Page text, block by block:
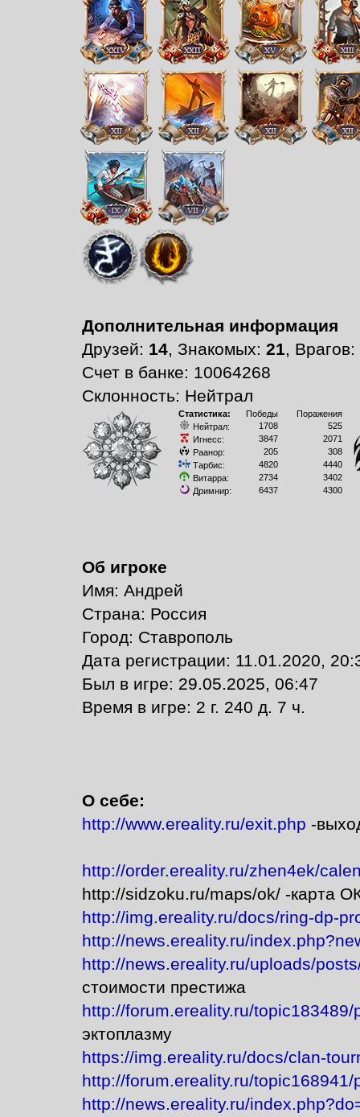
Дополнительная информация
Друзей: 14, Знакомых: 21, Врагов:
Счет в банке: 10064268
Склонность: Нейтрал
Статистика: Победы
Поражения
Нейтрал:
1708
525
Игнесс:
3847
2071
Раанор:
205
308
Тарбис:
4820
4440
Витарра:
2734
3402
Дримнир:
6437 4300
Об игроке
Имя: Андрей
Страна: Россия
Город: Ставрополь
Дата регистрации: 11.01.2020,
Был в игре: 29.05.2025, 06:47
Время в игре: 2 г. 240 д. 7 ч.
О себе:
http://www.ereality.ru/exit.php -
http://order.ereality.ru/zhen4ek/
http://sidzoku.ru/maps/ok/ -карта
http://img.ereality.ru/docs/ring-dp-
http://news.ereality.ru/
http://news.ereality.ru/uploads/
стоимости престижа
http://forum.ereality.ru/
эктоплазму
https://img.ereality.ru/docs/clan-
http://forum.ereality.ru/topic168941/
http://news.ereality.ru/